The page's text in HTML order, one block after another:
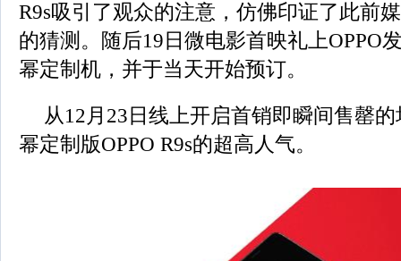
R9s吸引了观众的注意，仿佛印证了此前
的猜测。随后19日微电影首映礼上OPPO
幂定制机，并于当天开始预订。
从12月23日线上开启首销即瞬间售罄
幂定制版OPPO R9s的超高人气。